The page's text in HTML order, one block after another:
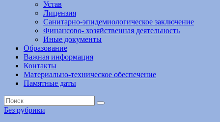
Устав
Лицензия
Санитарно-эпидемиологическое заключение
Финансово- хозяйственная деятельность
Иные документы
Образование
Важная информация
Контакты
Материально-техническое обеспечение
Памятные даты
Без рубрики